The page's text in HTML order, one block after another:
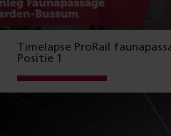
Timelapse ProRail
Positie 1